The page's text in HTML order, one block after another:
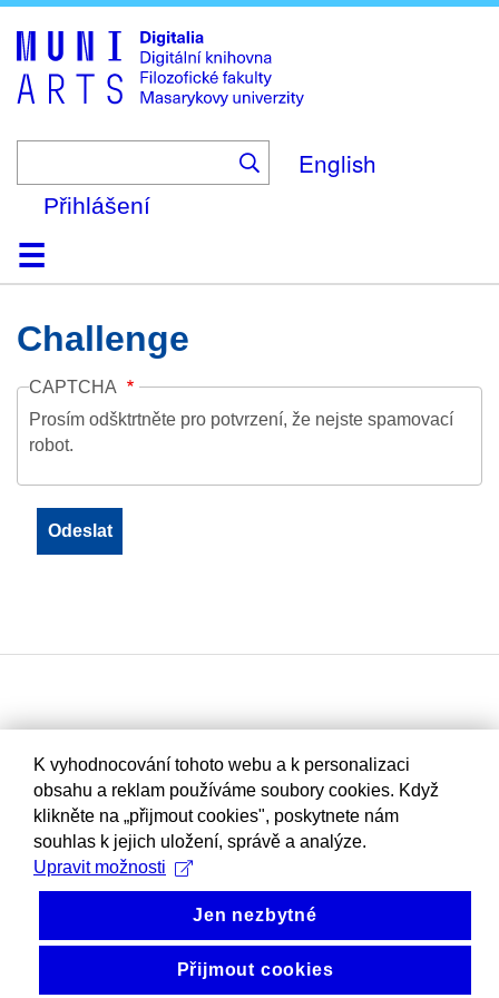
to
main
content
English
Přihlášení
DomůKolekce
Prohlížení
Vyhledávání
O platformě
Nápověda
KontaktDigitalia
Challenge
CAPTCHA
Prosím odšktrtněte pro potvrzení, že nejste spamovací
robot.
K vyhodnocování tohoto webu a k personalizaci
obsahu a reklam používáme soubory cookies. Když
klikněte na „přijmout cookies", poskytnete nám
souhlas k jejich uložení, správě a analýze.
Upravit možnosti
Jen nezbytné
Přijmout cookies